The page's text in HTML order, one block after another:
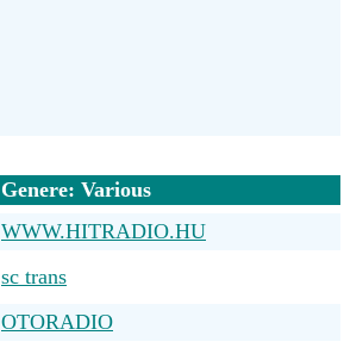
Genere: Various
WWW.HITRADIO.HU
sc trans
OTORADIO